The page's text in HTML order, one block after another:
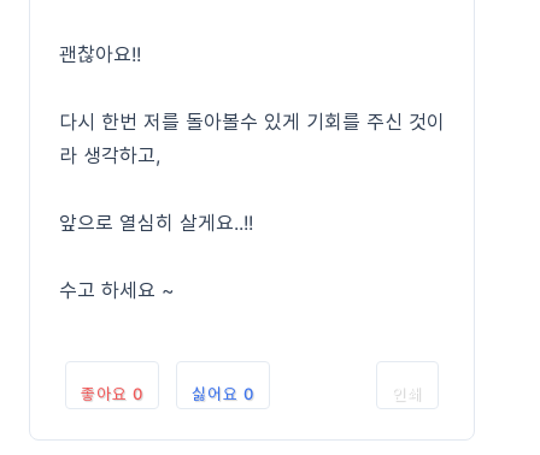
괜찮아요!!
다시 한번 저를 돌아볼수 있게 기회를 주신 것이
라 생각하고,
앞으로 열심히 살게요..!!
수고 하세요 ~
좋아요 0 싫어요 0 인쇄